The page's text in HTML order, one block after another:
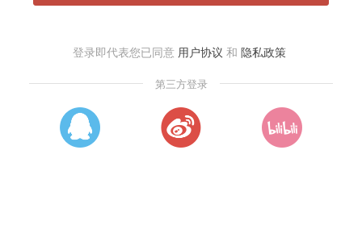
登录即代表您已同意 用户协议 和 隐私政策
第三方登录